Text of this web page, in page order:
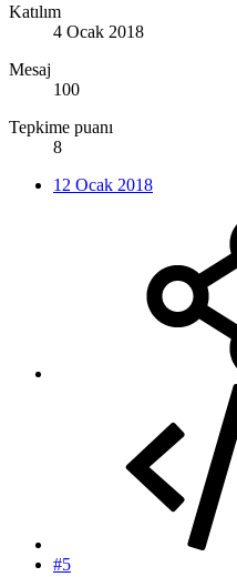
Katılım
4 Ocak 2018
Mesaj
100
Tepkime puanı
8
12 Ocak 2018
#5